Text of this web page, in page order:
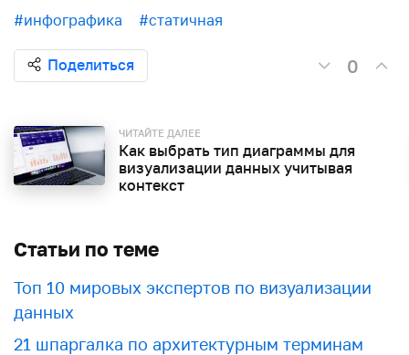
#инфографика #статичная
Поделиться 0
ЧИТАЙТЕ ДАЛЕЕ
Как выбрать тип диаграммы для
визуализации данных учитывая
контекст
Статьи по теме
Топ 10 мировых экспертов по визуализации
данных
21 шпаргалка по архитектурным терминам